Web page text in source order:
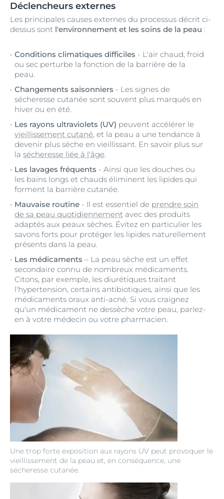
Déclencheurs externes
Les principales causes externes du processus décrit ci-
dessus sont l'environnement et les soins de la peau :
Une trop forte exposition aux rayons UV peut provoquer le
vieillissement de la peau et, en conséquence, une
sécheresse cutanée.
Conditions climatiques difficiles - L'air chaud, froid
ou sec perturbe la fonction de la barrière de la
peau.
Changements saisonniers - Les signes de
sécheresse cutanée sont souvent plus marqués en
hiver ou en été.
Les rayons ultraviolets (UV) peuvent accélérer le
vieillissement cutané, et la peau a une tendance à
devenir plus sèche en vieillissant. En savoir plus sur
la sécheresse liée à l'âge.
Les lavages fréquents - Ainsi que les douches ou
les bains longs et chauds éliminent les lipides qui
forment la barrière cutanée.
Mauvaise routine - Il est essentiel de prendre soin
de sa peau quotidiennement avec des produits
adaptés aux peaux sèches. Évitez en particulier les
savons forts pour protéger les lipides naturellement
présents dans la peau.
Les médicaments – La peau sèche est un effet
secondaire connu de nombreux médicaments.
Citons, par exemple, les diurétiques traitant
l'hypertension, certains antibiotiques, ainsi que les
médicaments oraux anti-acné. Si vous craignez
qu'un médicament ne dessèche votre peau, parlez-
en à votre médecin ou votre pharmacien.